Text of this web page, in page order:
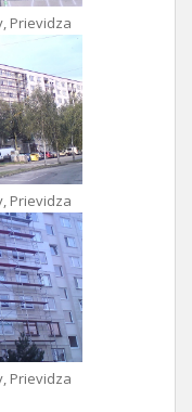
Prievidza
Prievidza
Prievidza